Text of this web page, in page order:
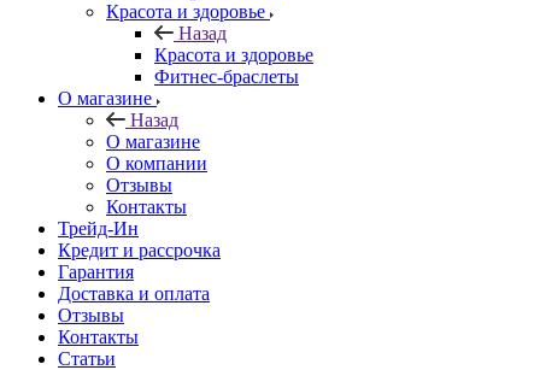
Красота и здоровье
Назад
Красота и здоровье
Фитнес-браслеты
О магазине
Назад
О магазине
О компании
Отзывы
Контакты
Трейд-Ин
Кредит и рассрочка
Гарантия
Доставка и оплата
Отзывы
Контакты
Статьи